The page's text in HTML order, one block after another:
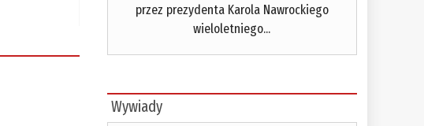
przez prezydenta Karola Nawrockiego
wieloletniego...
Wywiady